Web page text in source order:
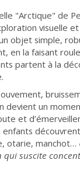
"Arctique" de
visuelle
objet simple,
en la faisant
partent à la
devient un
et
otarie, manchot…
suscite